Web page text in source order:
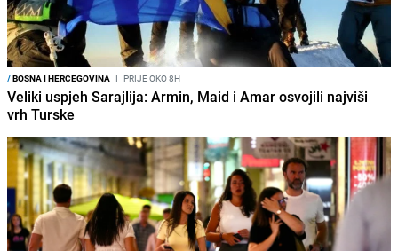
/BOSNA I HERCEGOVINA I PRIJE OKO 8H
Veliki uspjeh Sarajlija: Armin, Maid i Amar osvojili najviši
vrh Turske